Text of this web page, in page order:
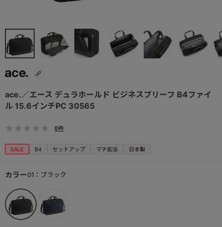
ace.／エース デュラホールド ビジネスブリーフ B4ファイ
ル 15.6インチPC 30565
0件
SALE B4 セットアップ マチ拡張 日本製
カラー01：ブラック